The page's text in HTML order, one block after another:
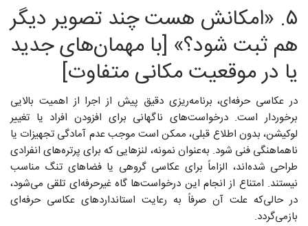
۵. «امکانش هست چند تصویر دیگر
هم ثبت شود؟» [با مهمان‌های جدید
یا در موقعیت مکانی متفاوت]
در عکاسی حرفه‌ای، برنامه‌ریزی دقیق پیش از اجرا از اهمیت بالایی
برخوردار است. درخواست‌های ناگهانی برای افزودن افراد یا تغییر
لوکیشن، بدون اطلاع قبلی، ممکن است موجب عدم آمادگی تجهیزات یا
ناهماهنگی فنی شود. به‌عنوان نمونه، لنزهایی که برای پرتره‌های انفرادی
طراحی شده‌اند، الزاماً برای عکاسی گروهی یا فضاهای تنگ مناسب
نیستند. امتناع از انجام این درخواست‌ها گاه غیرحرفه‌ای تلقی می‌شود،
در حالی‌که علت آن صرفاً به رعایت استانداردهای عکاسی حرفه‌ای
بازمی‌گردد.